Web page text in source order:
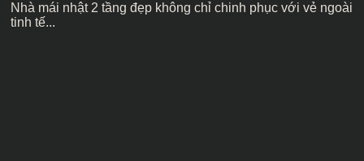
Nhà mái nhật 2 tầng đẹp không chỉ chinh phục với vẻ ngoài
tinh tế...